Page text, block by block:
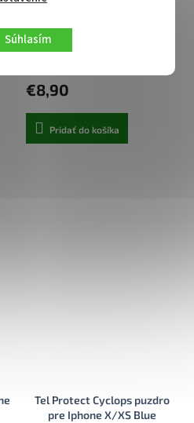
Súhlasím
Tel Protect Cyclops puzdro
pre Iphone X/XS Blue
€8,90
Pridať do košíka